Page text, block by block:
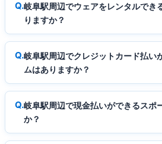
岐阜駅周辺でウェアをレンタルでき
りますか？
岐阜駅周辺でクレジットカード払い
ムはありますか？
岐阜駅周辺で現金払いができるスポ
か？